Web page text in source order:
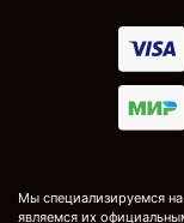
Мы специализируемся
являемся их